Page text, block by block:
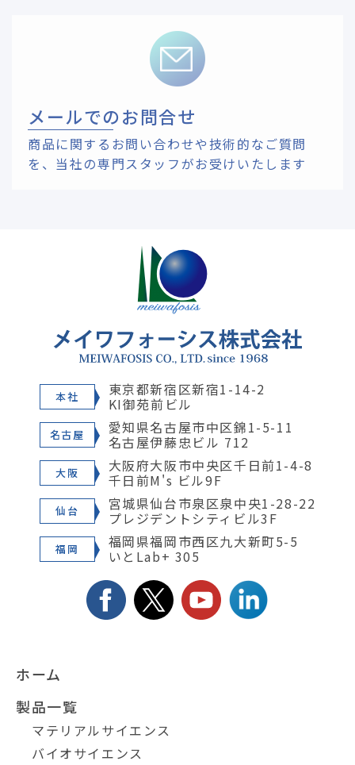
メールでのお問合せ
商品に関するお問い合わせや技術的なご質問
を、 当社の専門スタッフがお受けいたします
本社 東京都新宿区新宿1-14-2
KI御苑前ビル
名古屋 愛知県名古屋市中区錦1-5-11
名古屋伊藤忠ビル 712
大阪 大阪府大阪市中央区千日前1-4-8
千日前M's ビル9F
仙台 宮城県仙台市泉区泉中央1-28-22
プレジデントシティビル3F
福岡 福岡県福岡市西区九大新町5-5
いとLab+ 305
ホーム
製品一覧
マテリアルサイエンス
バイオサイエンス